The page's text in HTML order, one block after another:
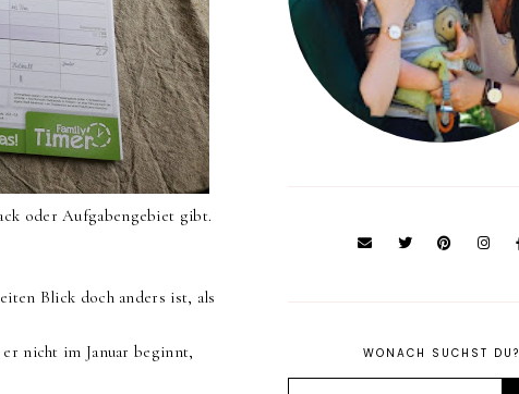
oder Aufgabengebiet gibt.
Blick doch anders ist, als
nicht im Januar beginnt,
WONACH SUCHST DU?